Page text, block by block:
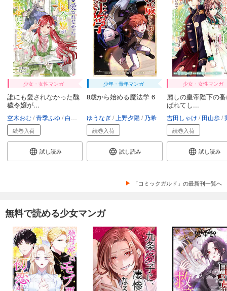
少女・女性マンガ
誰にも愛されなかった醜
穢令嬢が...
空木おむ 青季ふゆ 白谷ゆう
続巻入荷
試し読み
少年・青年マンガ
8歳から始める魔法学 6
ゆうなぎ 上野夕陽 乃希
続巻入荷
試し読み
少女・女性マンガ
麗しの皇帝陛下の
ばれてし...
吉田しゃけ 田山歩
続巻入荷
試し読み
「コミックガルド」の最新刊一覧へ
無料で読める少女マンガ